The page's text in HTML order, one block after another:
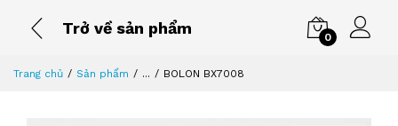
Trở về sản phẩm
0
Trang chủ Sản phẩm ... BOLON BX7008